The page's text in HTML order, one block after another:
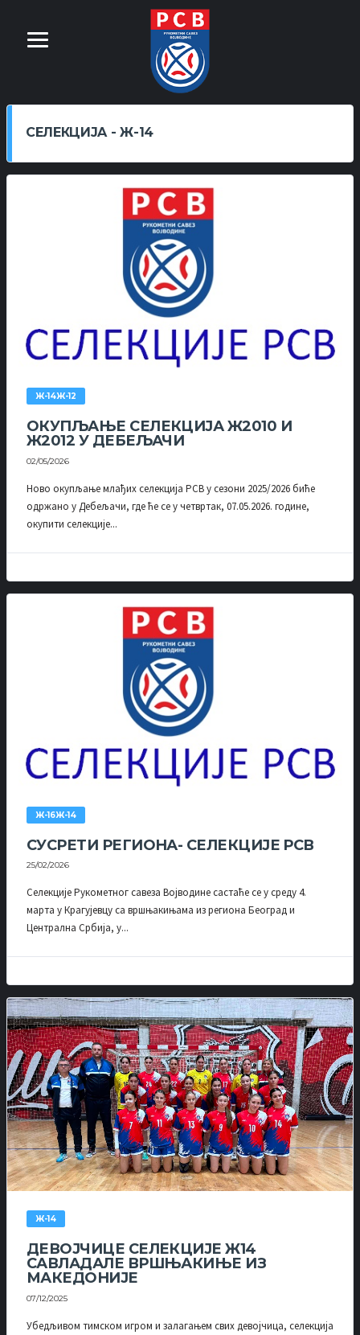
СЕЛЕКЦИЈA - Ж-14
Ж-14Ж-12
ОКУПЉАЊЕ СЕЛЕКЦИЈА Ж2010 И
Ж2012 У ДЕБЕЉАЧИ
02/05/2026
Ново окупљање млађих селекција РСВ у сезони 2025/2026 биће
одржано у Дебељачи, где ће се у четвртак, 07.05.2026. године,
окупити селекције...
Ж-16Ж-14
СУСРЕТИ РЕГИОНА- СЕЛЕКЦИЈЕ РСВ
25/02/2026
Селекције Рукометног савеза Војводине састаће се у среду 4.
марта у Крагујевцу са вршњакињама из региона Београд и
Централна Србија, у...
Ж-14
ДЕВОЈЧИЦЕ СЕЛЕКЦИЈЕ Ж14
САВЛАДАЛЕ ВРШЊАКИЊЕ ИЗ
МАКЕДОНИЈЕ
07/12/2025
Убедљивом тимском игром и залагањем свих девојчица, селекција